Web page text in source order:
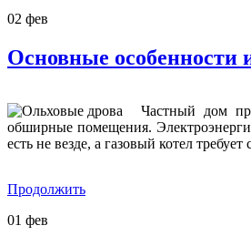
02 фев
Основные особенности
Частный дом
обширные помещения.
есть не везде, а газовый котел
Продолжить
01 фев